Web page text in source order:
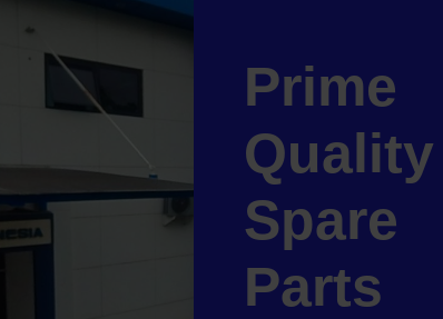
Prime
Quality
Spare
Parts
Supplier Terpercaya
dengan Standard ISO